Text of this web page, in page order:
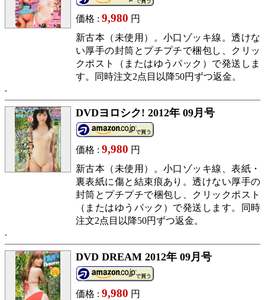
価格 : 9,980 円
新古本（未使用）。小口ゾッキ線。透けな
い厚手の封筒とプチプチで梱包し、クリッ
クポスト（またはゆうパック）で発送しま
す。同時注文2点目以降50円ずつ返金。
DVDヨロシク! 2012年 09月号
価格 : 9,980 円
新古本（未使用）。小口ゾッキ線、表紙・
裏表紙に傷と結束痕あり。透けない厚手の
封筒とプチプチで梱包し、クリックポスト
（またはゆうパック）で発送します。同時
注文2点目以降50円ずつ返金。
DVD DREAM 2012年 09月号
価格 : 9,980 円